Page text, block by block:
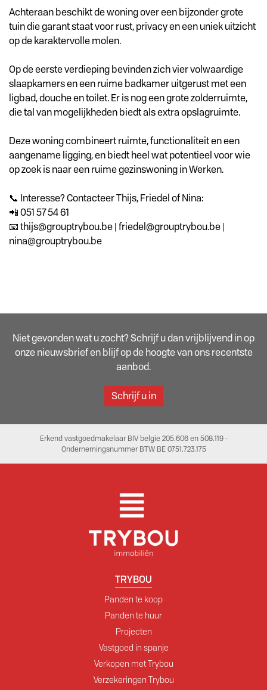
Achteraan beschikt de woning over een bijzonder grote
tuin die garant staat voor rust, privacy en een uniek uitzicht
op de karaktervolle molen.
Op de eerste verdieping bevinden zich vier volwaardige
slaapkamers en een ruime badkamer uitgerust met een
ligbad, douche en toilet. Er is nog een grote zolderruimte,
die tal van mogelijkheden biedt als extra opslagruimte.
Deze woning combineert ruimte, functionaliteit en een
aangename ligging, en biedt heel wat potentieel voor wie
op zoek is naar een ruime gezinswoning in Werken.
📞 Interesse? Contacteer Thijs, Friedel of Nina:
📲 051 57 54 61
📧 thijs@grouptrybou.be | friedel@grouptrybou.be |
nina@grouptrybou.be
Niet gevonden wat u zocht? Schrijf u dan vrijblijvend in op
onze nieuwsbrief en blijf op de hoogte van ons recentste
aanbod.
Schrijf u in
Erkend vastgoedmakelaar BIV belgie 205.606 en 508.119 -
Ondernemingsnummer BTW BE 0751.723.175
TRYBOU
Panden te koop
Panden te huur
Projecten
Vastgoed in spanje
Verkopen met Trybou
Verzekeringen Trybou